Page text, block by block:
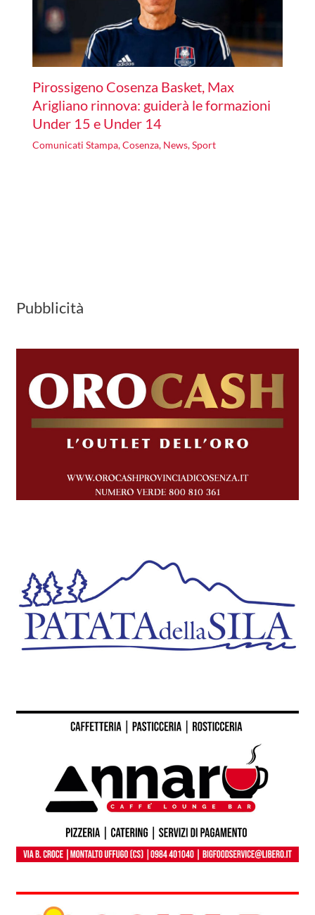
Pirossigeno Cosenza Basket, Max
Arigliano rinnova: guiderà le formazioni
Under 15 e Under 14
Comunicati Stampa,Cosenza, News,Sport
Pubblicità